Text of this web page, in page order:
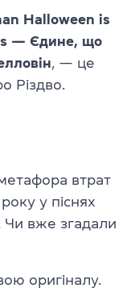
Halloween is
— Єдине, що
, — це
Різдво.
втрат
у піснях
Чи вже згадали
оригіналу.